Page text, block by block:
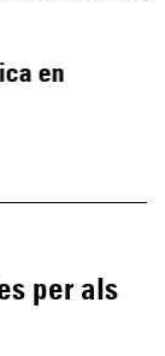
en
per als